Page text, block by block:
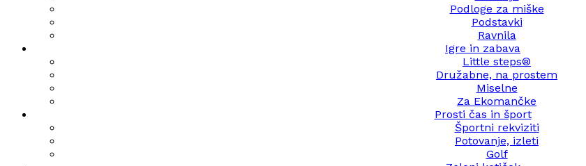
Podloge za miške
Podstavki
Ravnila
Igre in zabava
Little steps®
Družabne, na prostem
Miselne
Za Ekomančke
Prosti čas in šport
Športni rekviziti
Potovanje, izleti
Golf